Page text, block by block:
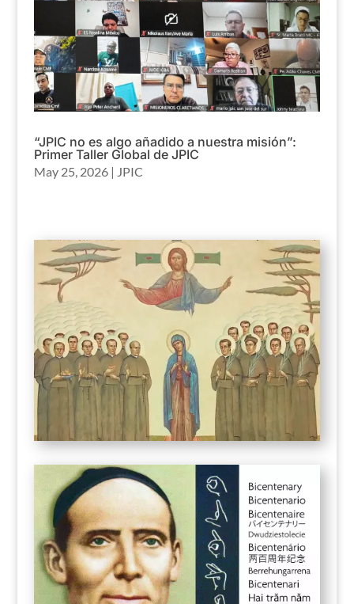
“JPIC no es algo añadido a nuestra misión”:
Primer Taller Global de JPIC
May 25, 2026| JPIC